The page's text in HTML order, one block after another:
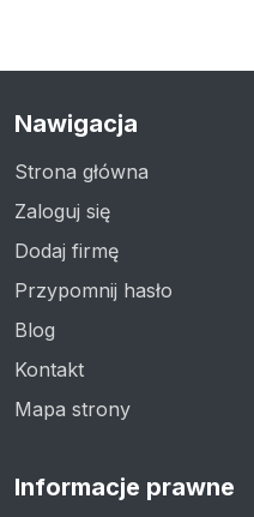
Nawigacja
Strona główna
Zaloguj się
Dodaj firmę
Przypomnij hasło
Blog
Kontakt
Mapa strony
Informacje prawne